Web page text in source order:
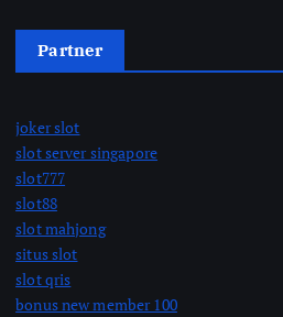
Partner
joker slot
slot server singapore
slot777
slot88
slot mahjong
situs slot
slot qris
bonus new member 100